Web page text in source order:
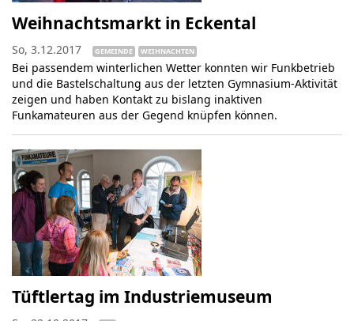
Weihnachtsmarkt in Eckental
So, 3.12.2017 GEMEINDE WEIHNACHTEN
Bei passendem winterlichen Wetter konnten wir Funkbetrieb
und die Bastelschaltung aus der letzten Gymnasium-Aktivität
zeigen und haben Kontakt zu bislang inaktiven
Funkamateuren aus der Gegend knüpfen können.
Tüftlertag im Industriemuseum